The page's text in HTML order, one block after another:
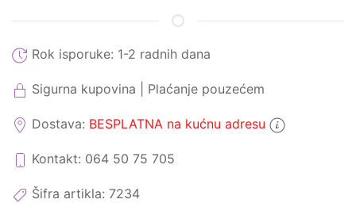
Rok isporuke: 1-2 radnih dana
Sigurna kupovina | Plaćanje pouzećem
Dostava: BESPLATNA na kućnu adresu
Kontakt: 064 50 75 705
Šifra artikla: 7234